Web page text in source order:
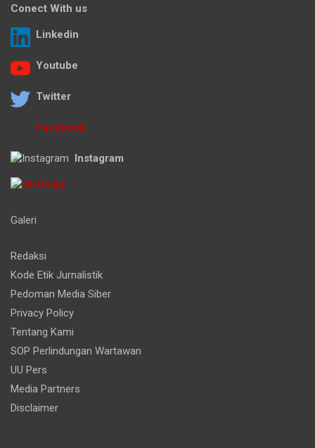
Conect With us
Linkedin
Youtube
Twitter
Facebook
Instagram
-
Galeri
Redaksi
Kode Etik Jurnalistik
Pedoman Media Siber
Privacy Policy
Tentang Kami
SOP Perlindungan Wartawan
UU Pers
Media Partners
Disclaimer